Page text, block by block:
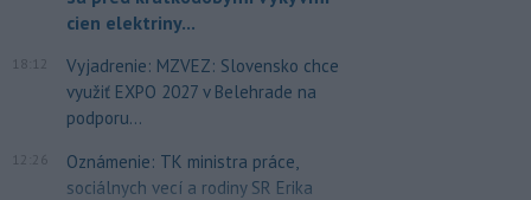
cien elektriny...
18:12
Vyjadrenie: MZVEZ: Slovensko chce
využiť EXPO 2027 v Belehrade na
podporu...
12:26
Oznámenie: TK ministra práce,
sociálnych vecí a rodiny SR Erika